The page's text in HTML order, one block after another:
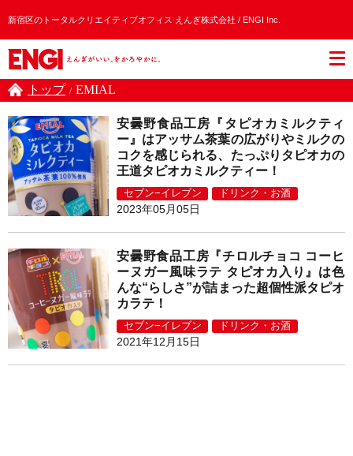
新宿区のトータルクリエイティブオフィス えんぎ株式会社 / ENGI Inc.
トップ / EMIAL
安曇野食品工房『タピオカミルクティ
ー』はアッサム茶葉の広がりやミルクの
コクを感じられる、たっぷりタピオカの
王道タピオカミルクティー！
セブン−イレブン ドリンク・お酒
2023年05月05日
安曇野食品工房『チロルチョコ コーヒ
ーヌガー風味ラテ タピオカ入り』は色
んな“らしさ”が詰まった超個性派タピオ
カラテ！
セブン−イレブン ドリンク・お酒
2021年12月15日